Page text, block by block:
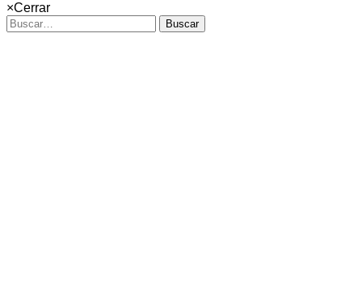
×Cerrar
Buscar